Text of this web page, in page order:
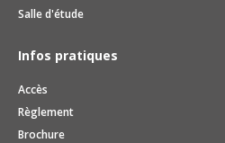
Salle d'étude
Infos pratiques
Accès
Règlement
Brochure